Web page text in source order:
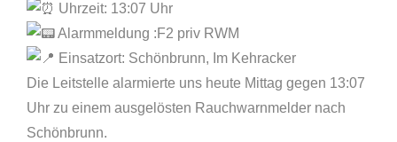
Uhrzeit: 13:07 Uhr
Alarmmeldung :F2 priv RWM
Einsatzort: Schönbrunn, Im Kehracker
Die Leitstelle alarmierte uns heute Mittag gegen 13:07
Uhr zu einem ausgelösten Rauchwarnmelder nach
Schönbrunn.